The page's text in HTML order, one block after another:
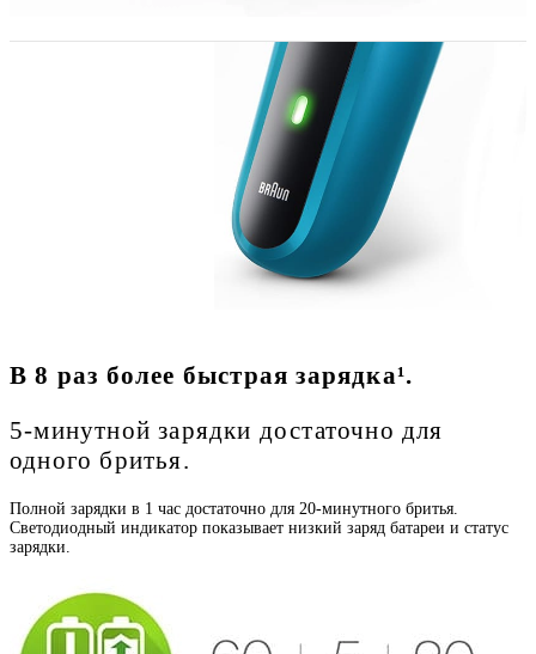
В 8 раз более быстрая зарядка¹.
5-минутной зарядки достаточно для
одного бритья.
Полной зарядки в 1 час достаточно для 20-минутного бритья.
Светодиодный индикатор показывает низкий заряд батареи и статус
зарядки.